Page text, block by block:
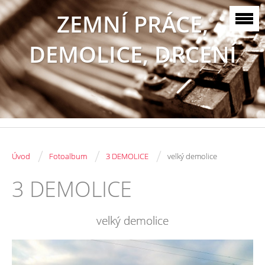
ZEMNÍ PRÁCE,
DEMOLICE, DRCENÍ
Úvod / Fotoalbum / 3 DEMOLICE / velký demolice
3 DEMOLICE
velký demolice